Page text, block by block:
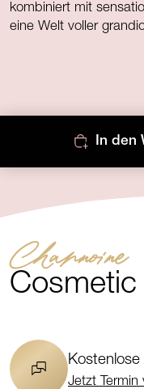
kombiniert mit
eine Welt voller
In den
Channoine
Cosmetic
Kostenlose
Jetzt Termin